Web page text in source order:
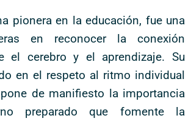
pionera en la educación, fue una
en reconocer la conexión
el cerebro y el aprendizaje. Su
en el respeto al ritmo individual
de manifiesto la importancia
preparado que fomente la